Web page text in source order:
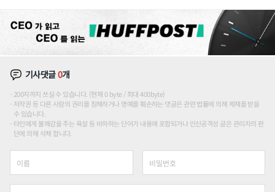
기사댓글0개
200자까지 쓰실 수 있습니다. (현재 0 byte / 최대 400byte)
저작권 등 다른 사람의 권리를 침해하거나 명예를 훼손하는 댓글은 관련 법률에 의해 제재를 받을
수 있습니다.
타인에게 불쾌감을 주는 욕설 등 비하하는 단어가 내용에 포함되거나 인신공격성 글은 관리자의 판
단에 의해 삭제 합니다.